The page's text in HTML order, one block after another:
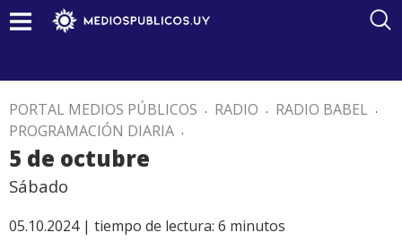
PORTAL MEDIOS PÚBLICOS . RADIO . RADIO BABEL .
PROGRAMACIÓN DIARIA .
5 de octubre
Sábado
05.10.2024 | tiempo de lectura: 6 minutos